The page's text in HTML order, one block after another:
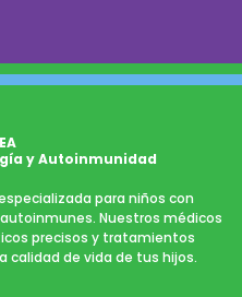
y Autoinmunidad
para niños con
Nuestros médicos
precisos y tratamientos
calidad de vida de tus hijos.